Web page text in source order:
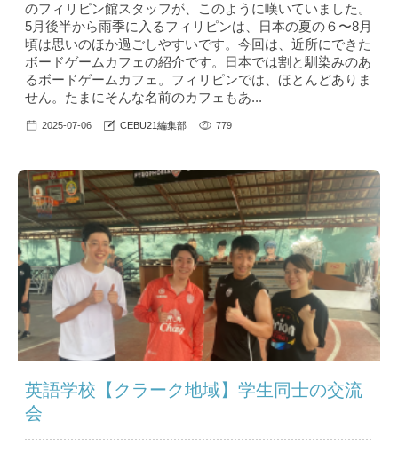
のフィリピン館スタッフが、このように嘆いていました。
5月後半から雨季に入るフィリピンは、日本の夏の６〜8月
頃は思いのほか過ごしやすいです。今回は、近所にできた
ボードゲームカフェの紹介です。日本では割と馴染みのあ
るボードゲームカフェ。フィリピンでは、ほとんどありま
せん。たまにそんな名前のカフェもあ...
2025-07-06 CEBU21編集部 779
英語学校【クラーク地域】学生同士の交流
会